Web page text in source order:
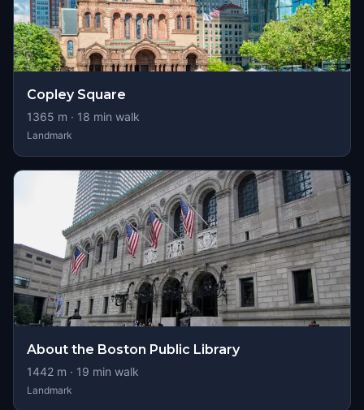
Copley Square
1365 m · 18 min walk
Landmark
About the Boston Public Library
1442 m · 19 min walk
Landmark